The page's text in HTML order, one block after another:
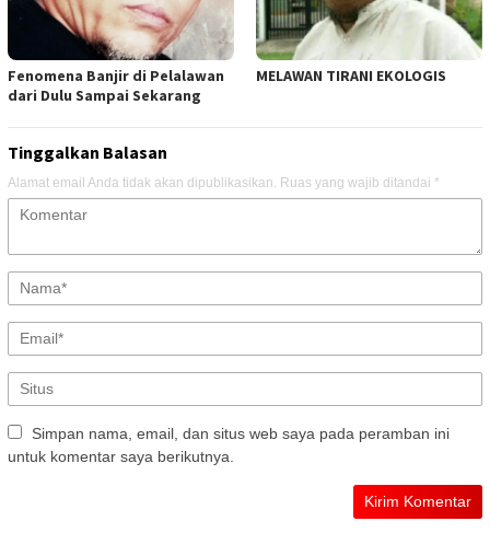
Fenomena Banjir di Pelalawan
dari Dulu Sampai Sekarang
MELAWAN TIRANI EKOLOGIS
Tinggalkan Balasan
Alamat email Anda tidak akan dipublikasikan. Ruas yang wajib ditandai *
Simpan nama, email, dan situs web saya pada peramban ini
untuk komentar saya berikutnya.